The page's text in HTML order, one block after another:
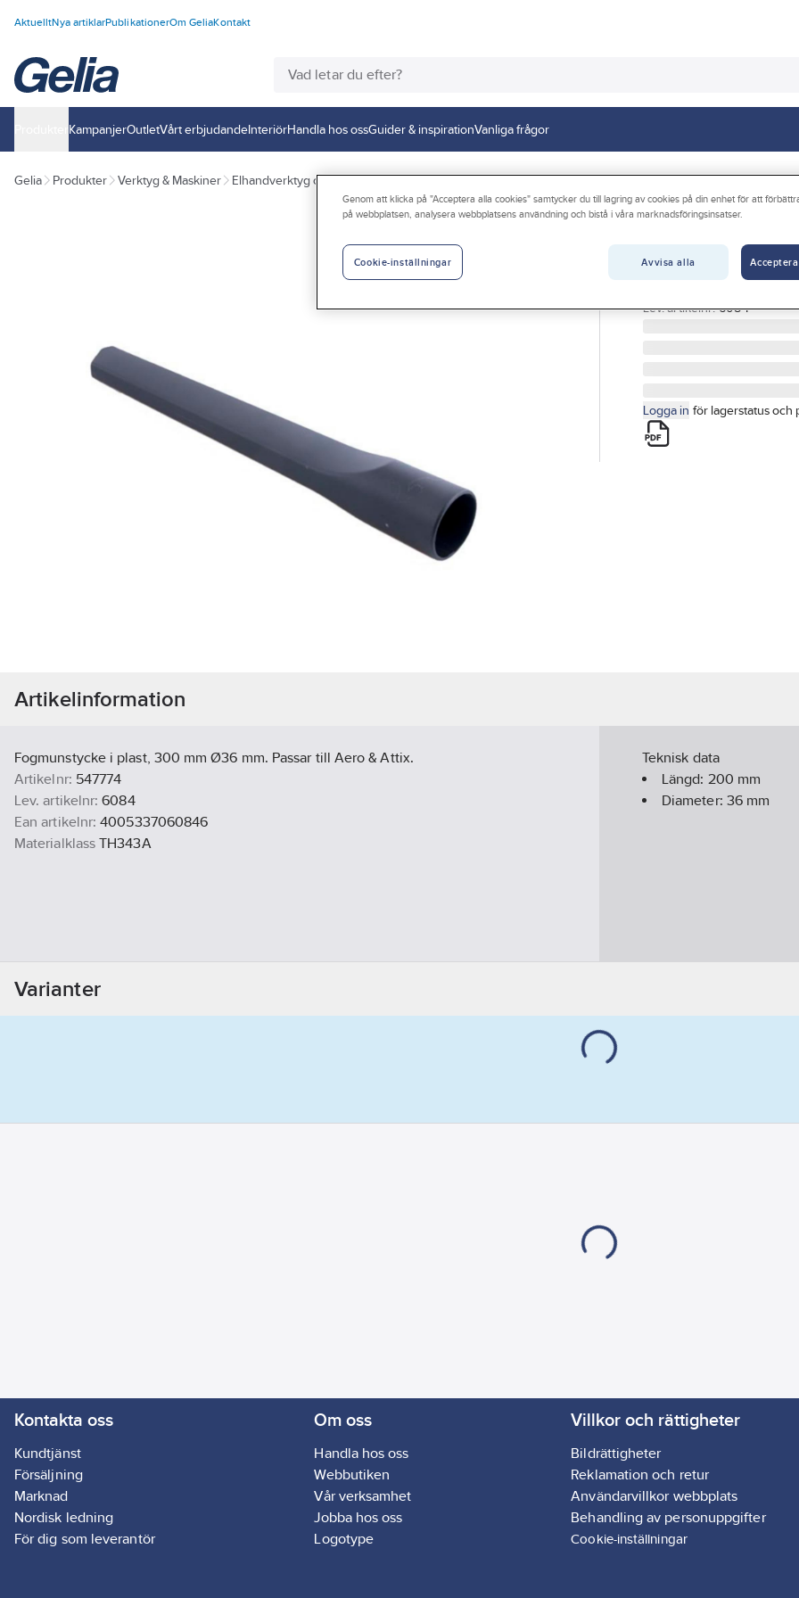
AktuelltNya artiklarPublikationerOm GeliaKontakt
KampanjerOutletVårt erbjudandeInteriörHandla hos ossGuider & inspirationVanliga frågor
Gelia Produkter Verktyg & Maskiner Elhandverktyg och maskiner Damm - Grovsugare - Utsugning Tillbehör till damm - grovsugare -
FOGMUNSTYCKE
Lev. artikelnr: 6084
Logga in för lagerstatus och
Artikelinformation
Fogmunstycke i plast, 300 mm Ø36 mm. Passar till Aero & Attix.
Artikelnr: 547774
Lev. artikelnr: 6084
Ean artikelnr: 4005337060846
Materialklass TH343A
Teknisk data
Längd: 200 mm
Diameter: 36mm
Varianter
Kontakta oss
Kundtjänst
Försäljning
Marknad
Nordisk ledning
För dig som leverantör
Om oss
Handla hos oss
Webbutiken
Vår verksamhet
Jobba hos oss
Logotype
Villkor och rättigheter
Bildrättigheter
Reklamation och retur
Användarvillkor webbplats
Behandling av personuppgifter
Cookie-inställningar
Genom att klicka på "Acceptera alla cookies" samtycker du till lagring av cookies på din enhet för att
på webbplatsen, analysera webbplatsens användning och bistå i våra marknadsföringsinsatser.
Avvisa alla
Cookie-inställningar